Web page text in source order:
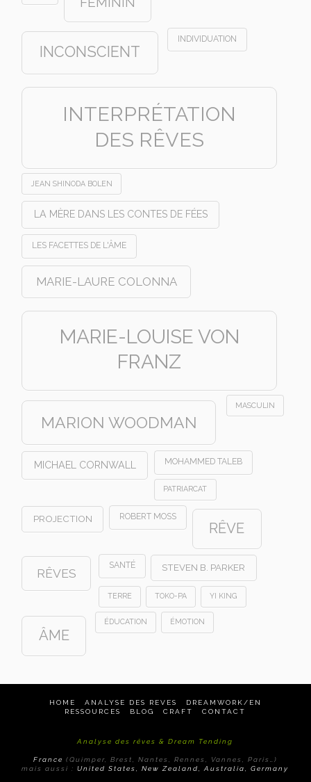
INCONSCIENT
INDIVIDUATION
INTERPRÉTATION
DES RÊVES
JEAN SHINODA BOLEN
LA MÈRE DANS LES CONTES DE FÉES
LES FACETTES DE L'ÂME
MARIE-LAURE COLONNA
MARIE-LOUISE VON
FRANZ
MARION WOODMAN
MASCULIN
MICHAEL CORNWALL MOHAMMED TALEB
PATRIARCAT
PROJECTION ROBERT MOSS
RÊVE
RÊVES
SANTÉ STEVEN B. PARKER
TERRE TOKO-PA YI KING
ÂME
ÉDUCATION ÉMOTION
HOME ANALYSE DES REVES
DREAMWORK/EN
RESSOURCES
BLOG CRAFT CONTACT
Analyse des rêves & Dream Tending
France (Quimper, Brest, Nantes, Rennes, Vannes, Paris…)
mais aussi :United States, New Zealand, Australia, Germany